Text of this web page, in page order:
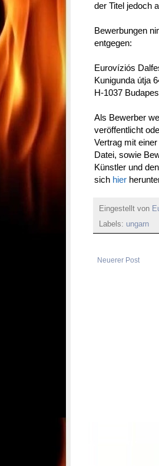
der Titel jedoch
Bewerbungen
entgegen:
Eurovíziós
Kunigunda útja
H-1037
Als Bewerber
veröffentlicht
Vertrag mit
Datei, sowie
Künstler und
sich hier
Eingestellt von
Labels: ungarn
Neuerer Post